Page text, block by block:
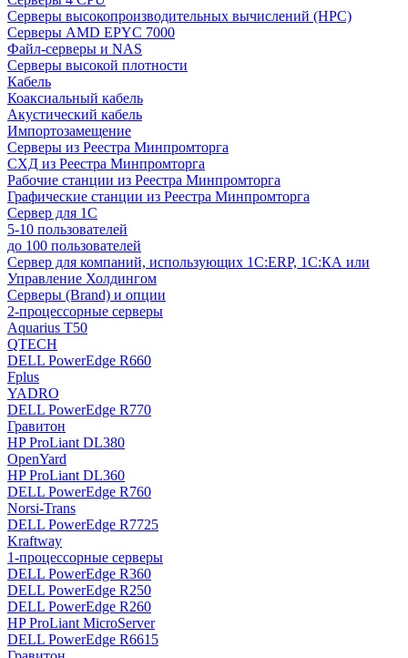
Серверы высокопроизводительных вычислений (HPC)
Серверы AMD EPYC 7000
Файл-серверы и NAS
Серверы высокой плотности
Кабель
Коаксиальный кабель
Акустический кабель
Импортозамещение
Серверы из Реестра Минпромторга
СХД из Реестра Минпромторга
Рабочие станции из Реестра Минпромторга
Графические станции из Реестра Минпромторга
Сервер для 1С
5-10 пользователей
до 100 пользователей
Сервер для компаний, использующих 1C:ERP, 1С:КА или
Управление Холдингом
Серверы (Brand) и опции
2-процессорные серверы
Aquarius T50
QTECH
DELL PowerEdge R660
Fplus
YADRO
DELL PowerEdge R770
Гравитон
HP ProLiant DL380
OpenYard
HP ProLiant DL360
DELL PowerEdge R760
Norsi-Trans
DELL PowerEdge R7725
Kraftway
1-процессорные серверы
DELL PowerEdge R360
DELL PowerEdge R250
DELL PowerEdge R260
HP ProLiant MicroServer
DELL PowerEdge R6615